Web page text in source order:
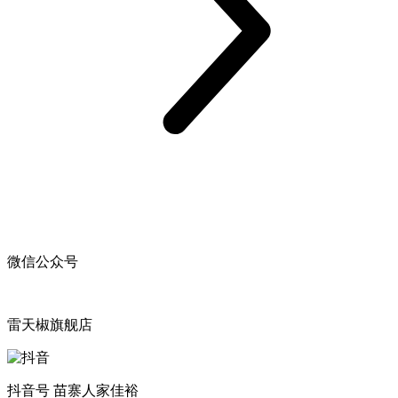
微信公众号
雷天椒旗舰店
抖音号 苗寨人家佳裕